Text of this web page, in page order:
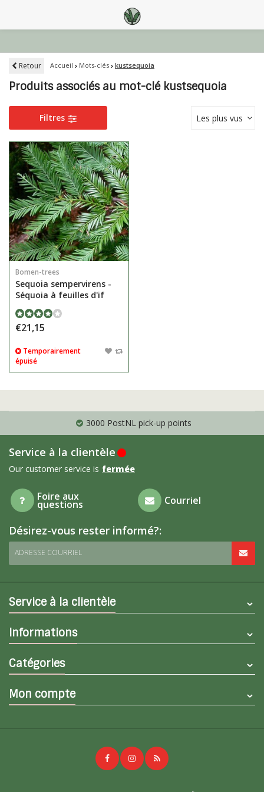
Retour Accueil Mots-clés kustsequoia
Produits associés au mot-clé kustsequoia
Filtres Les plus vus
Bomen-trees
Sequoia sempervirens -
Séquoia à feuilles d'if
€21,15
Temporairement
épuisé
3000 PostNL pick-up points
Service à la clientèle
Our customer service is fermée
Foire aux
questions Courriel
Désirez-vous rester informé?:
ADRESSE COURRIEL
Service à la clientèle
Informations
Catégories
Mon compte